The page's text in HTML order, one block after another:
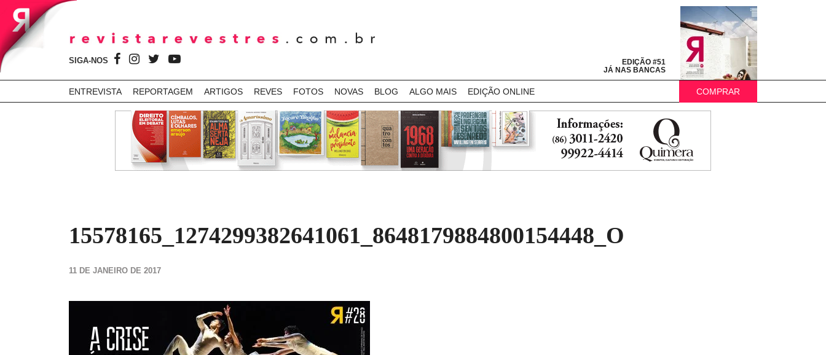
SIGA-NOS
EDIÇÃO #51
JÁ NAS BANCAS
ENTREVISTA REPORTAGEM ARTIGOS REVES FOTOS NOVAS BLOG ALGO MAIS EDIÇÃO ONLINE COMPRAR
15578165_1274299382641061_8648179884800154448_O
11 DE JANEIRO DE 2017